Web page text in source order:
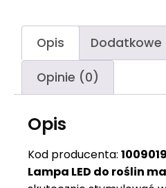
Opis
Opinie (0)
Opis
Kod producenta:
Lampa LED do roślin